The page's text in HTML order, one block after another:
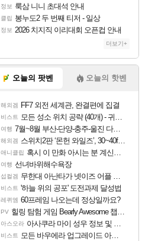
정보 룩삼 니니 초대석 안내
클립 봉누도2 두 번째 티저 - 일상
정보 2026 치지직 이리대회 오픈컵 안내
더보기+
오늘의 팟벤 오늘의 핫벤
해외겜 FF7 외전 세계관, 완결편에 집결
비스트 모든 성소 위치 공략 (40개) - 귀환한 영혼 도전과제
여행 7월~8월 부산-단양-충주-울진 다녀왔어요~
해외겜 스위치2판 ‘몬헌 와일즈’, 30~40fps 목표 추정
애니클립 혹시 이 만화 아시는 분 계신가요
여행 선녀바위해수욕장
섭컬겜 무한대 아난타가 넷이즈 어플 달력에 일정 등록
비스트 '하늘 위의 공포' 도전과제 달성법
레퀴엠 60프레임 나오는데 정상일까요?
PV 힐링 탐험 게임 Bearly Awesome 챕터 1 트레일러
아스오라 아사쿠라 마이 성우 정보 및 주요 필모
비스트 모든 바우에라 업그레이드 아이템 획득 위치 공략 (89개)